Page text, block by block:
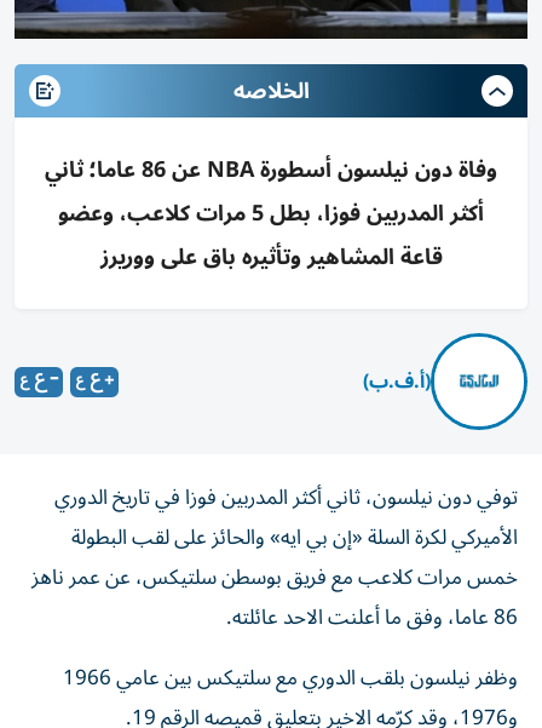
الخلاصه
وفاة دون نيلسون أسطورة NBA عن 86 عاما؛ ثاني
أكثر المدربين فوزا، بطل 5 مرات كلاعب، وعضو
قاعة المشاهير وتأثيره باق على ووريرز
(أ.ف.ب)
توفي دون نيلسون، ثاني أكثر المدربين فوزا في تاريخ الدوري
الأميركي لكرة السلة «إن بي ايه» والحائز على لقب البطولة
خمس مرات كلاعب مع فريق بوسطن سلتيكس، عن عمر ناهز
86 عاما، وفق ما أعلنت الاحد عائلته.
وظفر نيلسون بلقب الدوري مع سلتيكس بين عامي 1966
و1976، وقد كرّمه الاخير بتعليق قميصه الرقم 19.